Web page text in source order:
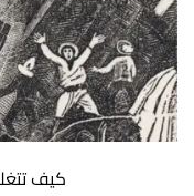
كيف